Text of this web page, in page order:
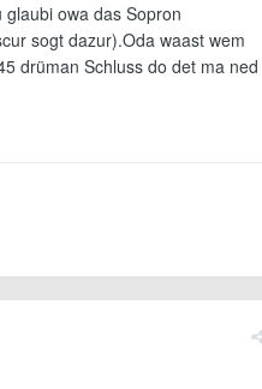
owa das Sopron
sogt dazur).Oda waast wem
drüman Schluss do det ma ned